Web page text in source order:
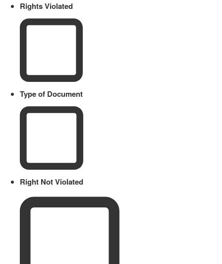
Rights Violated
Type of Document
Right Not Violated